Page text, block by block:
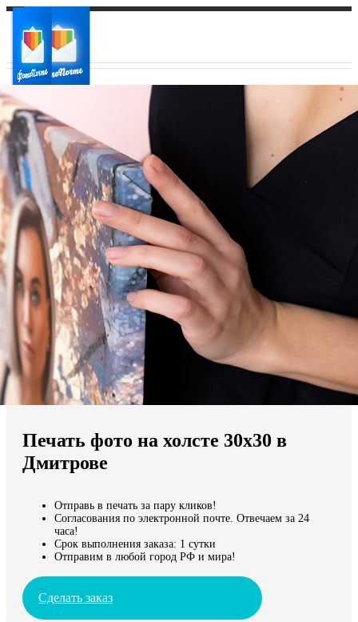
Ваш город:
Ваш регион доставки
Выберите из списка:
Мы доставляем по всему миру
Продолжить без города
Печать фото на холсте 30х30 в
Дмитрове
Отправь в печать за пару кликов!
Согласования по электронной почте. Отвечаем за 24
часа!
Срок выполнения заказа: 1 сутки
Отправим в любой город РФ и мира!
Сделать заказ